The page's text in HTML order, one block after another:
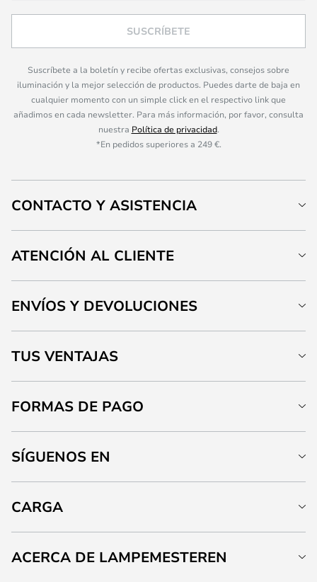
SUSCRÍBETE
Suscríbete a la boletín y recibe ofertas exclusivas, consejos sobre
iluminación y la mejor selección de productos. Puedes darte de baja en
cualquier momento con un simple click en el respectivo link que
añadimos en cada newsletter. Para más información, por favor, consulta
nuestra Política de privacidad.
*En pedidos superiores a 249 €.
CONTACTO Y ASISTENCIA
ATENCIÓN AL CLIENTE
ENVÍOS Y DEVOLUCIONES
TUS VENTAJAS
FORMAS DE PAGO
SÍGUENOS EN
CARGA
ACERCA DE LAMPEMESTEREN